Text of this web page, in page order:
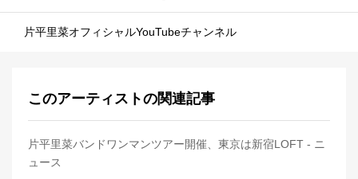
片平里菜オフィシャルYouTubeチャンネル
このアーティストの関連記事
片平里菜バンドワンマンツアー開催、東京は新宿LOFT - ニ
ュース